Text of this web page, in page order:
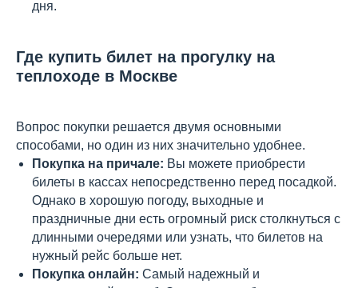
дня.
Где купить билет на прогулку на
теплоходе в Москве
Вопрос покупки решается двумя основными
способами, но один из них значительно удобнее.
Покупка на причале: Вы можете приобрести
билеты в кассах непосредственно перед посадкой.
Однако в хорошую погоду, выходные и
праздничные дни есть огромный риск столкнуться с
длинными очередями или узнать, что билетов на
нужный рейс больше нет.
Покупка онлайн: Самый надежный и